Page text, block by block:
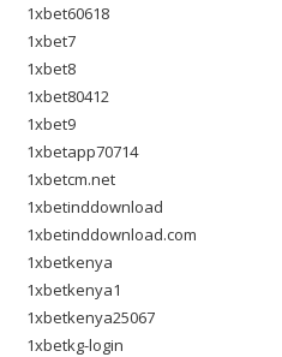
1xbet60618
1xbet7
1xbet8
1xbet80412
1xbet9
1xbetapp70714
1xbetcm.net
1xbetinddownload
1xbetinddownload.com
1xbetkenya
1xbetkenya1
1xbetkenya25067
1xbetkg-login